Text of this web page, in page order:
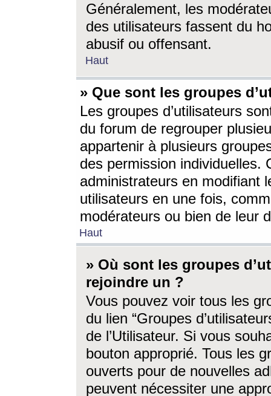
Généralement, les
des utilisateurs fassent du
abusif ou offensant.
Haut
» Que sont les groupes
Les groupes d’utilisateurs
du forum de regrouper
appartenir à plusieurs
des permission individuelles.
administrateurs en modifiant
utilisateurs en une fois,
modérateurs ou bien de leur
Haut
» Où sont les groupes
rejoindre un ?
Vous pouvez voir tous les
du lien “Groupes
de l’Utilisateur. Si vous
bouton approprié. Tous les
ouverts pour de nouvelles
peuvent nécessiter une